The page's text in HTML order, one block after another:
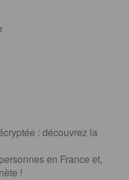
: découvrez la
en France et,
!